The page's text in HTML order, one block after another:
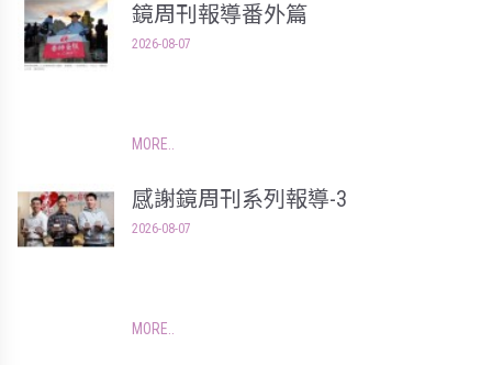
鏡周刊報導番外篇
2026-08-07
MORE
感謝鏡周刊系列報導-3
2026-08-07
MORE